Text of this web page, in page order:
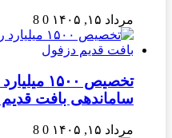
مرداد ۱۵, ۱۴۰۵ 0
8
تخصیص
ساماندهی بافت
مرداد ۱۵, ۱۴۰۵ 0
8